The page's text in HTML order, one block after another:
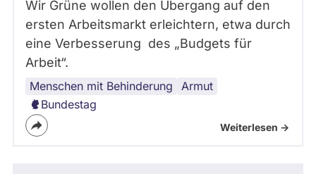
Wir Grüne wollen den Übergang auf den
ersten Arbeitsmarkt erleichtern, etwa durch
eine Verbesserung des „Budgets für
Arbeit“.
Menschen mit Behinderung
Armut
Bundestag
Weiterlesen ->